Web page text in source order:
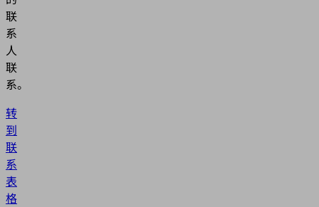
联
系
人
联
系。
转
到
联
系
表
格